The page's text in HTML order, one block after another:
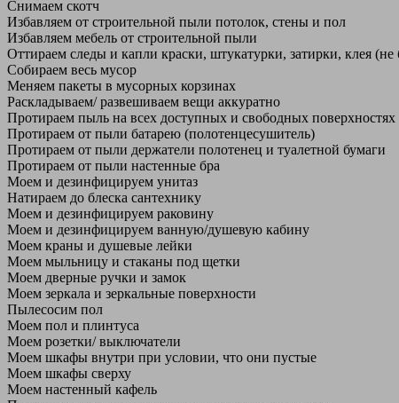
Снимаем скотч
Избавляем от строительной пыли потолок, стены и пол
Избавляем мебель от строительной пыли
Оттираем следы и капли краски, штукатурки, затирки, клея
Собираем весь мусор
Меняем пакеты в мусорных корзинах
Раскладываем/ развешиваем вещи аккуратно
Протираем пыль на всех доступных и свободных поверхностях
Протираем от пыли батарею (полотенцесушитель)
Протираем от пыли держатели полотенец и туалетной бумаги
Протираем от пыли настенные бра
Моем и дезинфицируем унитаз
Натираем до блеска сантехнику
Моем и дезинфицируем раковину
Моем и дезинфицируем ванную/душевую кабину
Моем краны и душевые лейки
Моем мыльницу и стаканы под щетки
Моем дверные ручки и замок
Моем зеркала и зеркальные поверхности
Пылесосим пол
Моем пол и плинтуса
Моем розетки/ выключатели
Моем шкафы внутри при условии, что они пустые
Моем шкафы сверху
Моем настенный кафель